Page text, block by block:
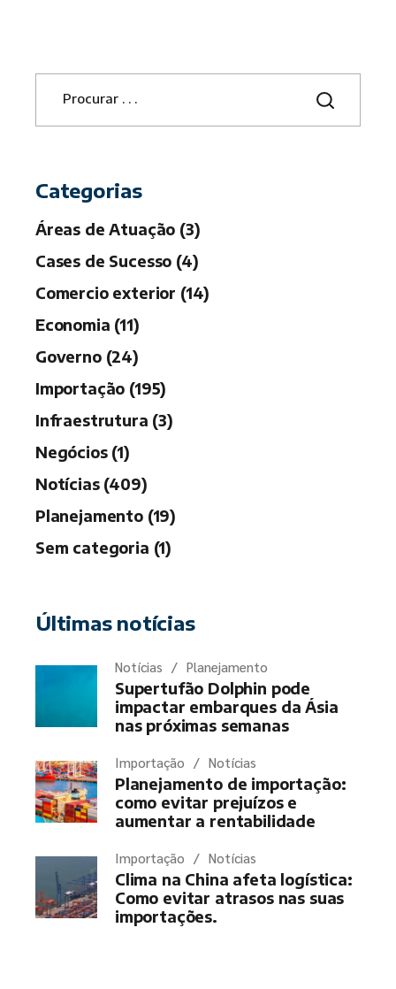
S
Categorias
Áreas de Atuação (3)
Cases de Sucesso (4)
Comercio exterior (14)
Economia (11)
Governo (24)
Importação (195)
Infraestrutura (3)
Negócios (1)
Notícias (409)
Planejamento (19)
Sem categoria (1)
Últimas notícias
Notícias Planejamento
Supertufão Dolphin pode
impactar embarques da Ásia
nas próximas semanas
Importação Notícias
Planejamento de importação:
como evitar prejuízos e
aumentar a rentabilidade
Importação Notícias
Clima na China afeta logística:
Como evitar atrasos nas suas
importações.